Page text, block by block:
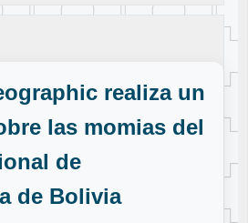
realiza un
las momias del
de
de Bolivia